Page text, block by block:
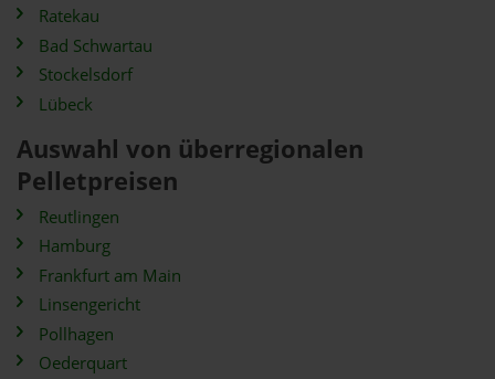
Ratekau
Bad Schwartau
Stockelsdorf
Lübeck
Auswahl von überregionalen
Pelletpreisen
Reutlingen
Hamburg
Frankfurt am Main
Linsengericht
Pollhagen
Oederquart